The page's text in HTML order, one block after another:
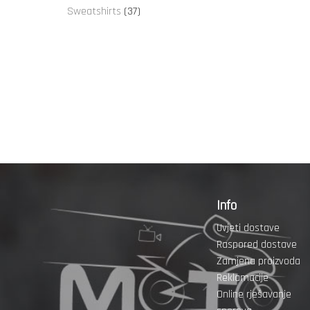
proizvoda
Sweatshirts 3737
Info
Uvjeti dostave
Raspored dostave
Zamjena proizvoda
Reklamacije
Online rješavanje